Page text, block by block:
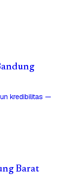
kredibilitas —
Barat